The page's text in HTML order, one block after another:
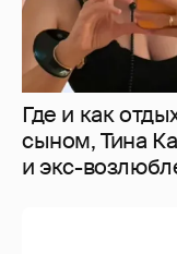
Где и как
сыном, Тина
и экс-